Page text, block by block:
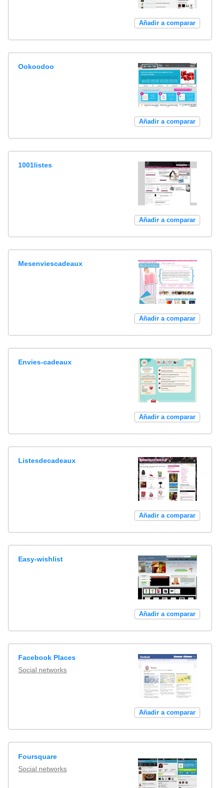
Añadir a comparar
Ookoodoo
Añadir a comparar
1001listes
Añadir a comparar
Mesenviescadeaux
Añadir a comparar
Envies-cadeaux
Añadir a comparar
Listesdecadeaux
Añadir a comparar
Easy-wishlist
Añadir a comparar
Facebook Places
Social networks
Añadir a comparar
Foursquare
Social networks